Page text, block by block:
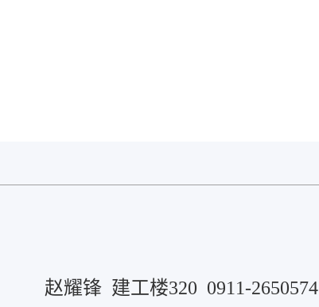
赵耀锋 建工楼320 0911-2650574